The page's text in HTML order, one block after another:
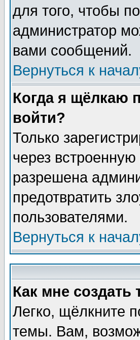
для того, чтобы
администратор
вами сообщений.
Вернуться к
Когда я щёлкаю
войти?
Только
через
разрешена
предотвратить
пользователями.
Вернуться к
Как мне
Легко, щёлкните
темы. Вам,